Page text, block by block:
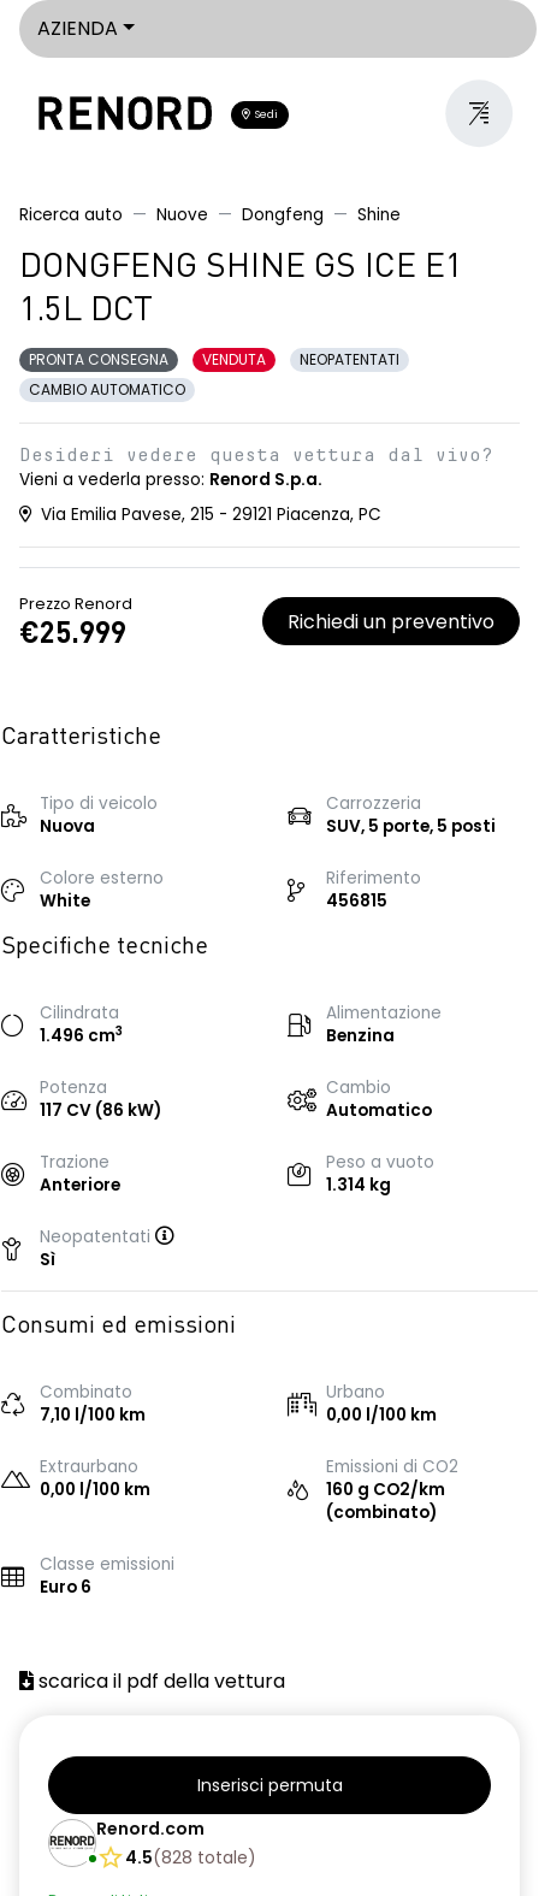
AZIENDA
Sedi
Ricerca auto Nuove Dongfeng Shine
DONGFENG SHINE GS ICE E1
1.5L DCT
PRONTA CONSEGNA VENDUTA
NEOPATENTATI
CAMBIO AUTOMATICO
Desideri vedere questa vettura dal vivo?
Vieni a vederla presso: Renord S.p.a.
Via Emilia Pavese, 215 - 29121 Piacenza, PC
Prezzo Renord
€25.999 Richiedi un preventivo
Caratteristiche
Tipo di veicolo
Nuova
Carrozzeria
SUV, 5 porte, 5 posti
Colore esterno
White
Riferimento
456815
Specifiche tecniche
Cilindrata
1.496 cm3
Alimentazione
Benzina
Potenza
117 CV (86 kW)
Cambio
Automatico
Trazione
Anteriore
Peso a vuoto
1.314 kg
Neopatentati
Sì
Consumi ed emissioni
Combinato
7,10 l/100 km
Urbano
0,00 l/100 km
Extraurbano
0,00 l/100 km
Emissioni di CO2
160 g CO2/km
(combinato)
Classe emissioni
Euro 6
scarica il pdf della vettura
Inserisci permuta
Renord.com
4.5(828 totale)